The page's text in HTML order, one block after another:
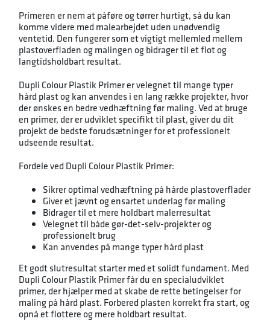
Primeren er nem at påføre og tørrer hurtigt, så du kan
komme videre med malearbejdet uden unødvendig
ventetid. Den fungerer som et vigtigt mellemled mellem
plastoverfladen og malingen og bidrager til et flot og
langtidsholdbart resultat.
Dupli Colour Plastik Primer er velegnet til mange typer
hård plast og kan anvendes i en lang række projekter, hvor
der ønskes en bedre vedhæftning før maling. Ved at bruge
en primer, der er udviklet specifikt til plast, giver du dit
projekt de bedste forudsætninger for et professionelt
udseende resultat.
Fordele ved Dupli Colour Plastik Primer:
Sikrer optimal vedhæftning på hårde plastoverflader
Giver et jævnt og ensartet underlag før maling
Bidrager til et mere holdbart malerresultat
Velegnet til både gør-det-selv-projekter og
professionelt brug
Kan anvendes på mange typer hård plast
Et godt slutresultat starter med et solidt fundament. Med
Dupli Colour Plastik Primer får du en specialudviklet
primer, der hjælper med at skabe de rette betingelser for
maling på hård plast. Forbered plasten korrekt fra start, og
opnå et flottere og mere holdbart resultat.